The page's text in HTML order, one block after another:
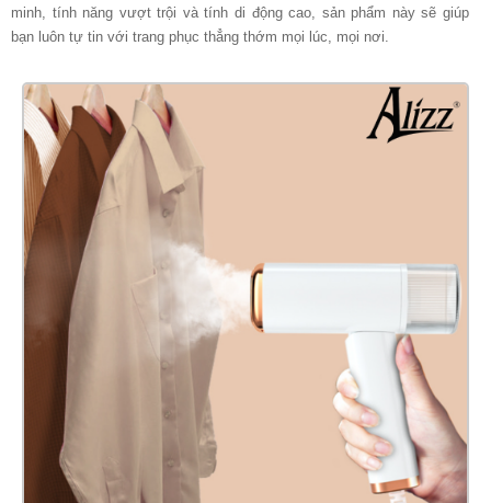
minh, tính năng vượt trội và tính di động cao, sản phẩm này sẽ giúp
bạn luôn tự tin với trang phục thẳng thớm mọi lúc, mọi nơi.